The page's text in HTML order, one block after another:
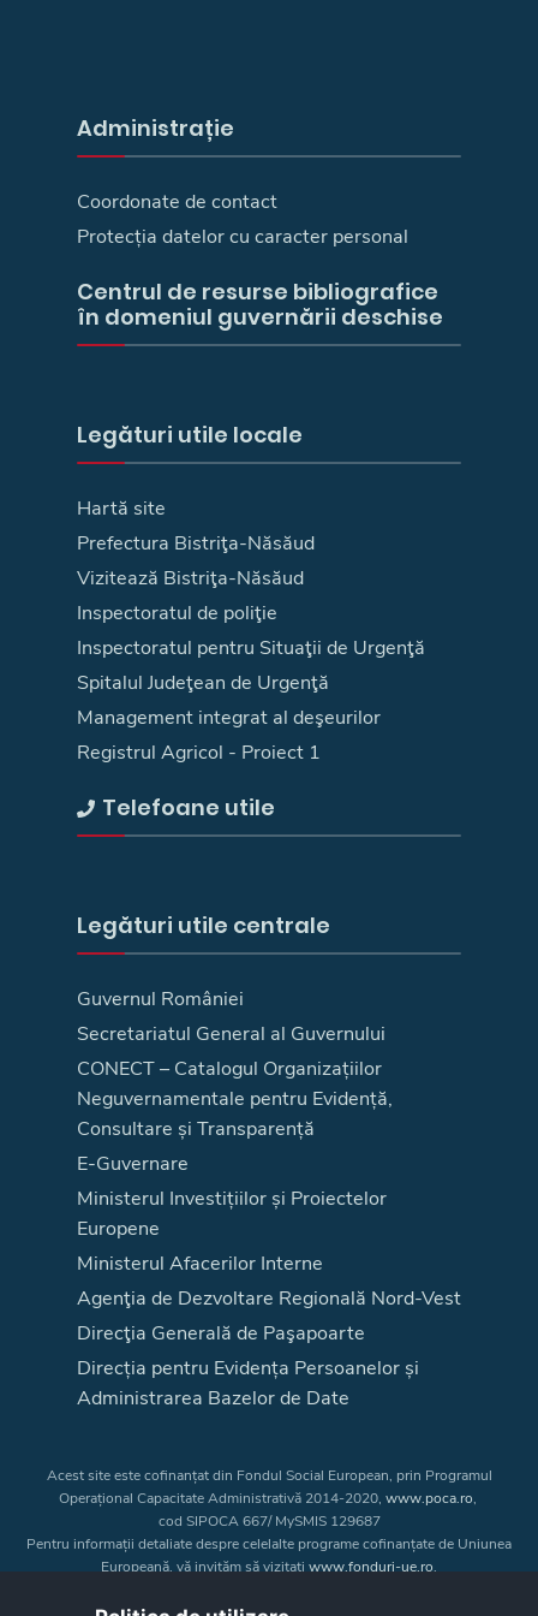
Administrație
Coordonate de contact
Protecția datelor cu caracter personal
Centrul de resurse bibliografice
în domeniul guvernării deschise
Legături utile locale
Hartă site
Prefectura Bistriţa-Năsăud
Vizitează Bistriţa-Năsăud
Inspectoratul de poliţie
Inspectoratul pentru Situaţii de Urgenţă
Spitalul Judeţean de Urgenţă
Management integrat al deşeurilor
Registrul Agricol - Proiect 1
Telefoane utile
Legături utile centrale
Guvernul României
Secretariatul General al Guvernului
CONECT – Catalogul Organizațiilor
Neguvernamentale pentru Evidență,
Consultare și Transparență
E-Guvernare
Ministerul Investițiilor și Proiectelor
Europene
Ministerul Afacerilor Interne
Agenţia de Dezvoltare Regională Nord-Vest
Direcţia Generală de Paşapoarte
Direcția pentru Evidența Persoanelor și
Administrarea Bazelor de Date
Acest site este cofinanțat din Fondul Social European, prin Programul
Operațional Capacitate Administrativă 2014-2020, www.poca.ro,
cod SIPOCA 667/ MySMIS 129687
Pentru informații detaliate despre celelalte programe cofinanțate de Uniunea
Europeană, vă invităm să vizitați www.fonduri-ue.ro.
a Uniunii Europene. Întreaga responsabilitate asupra